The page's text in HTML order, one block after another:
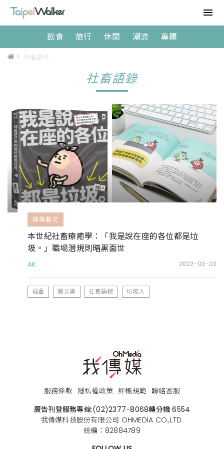
飲食 旅行 休閒 潮流 專欄
> 社畜語錄
社畜語錄
娛樂藝文
本世紀社畜療癒學：「我是說在座的各位都是垃
圾。」職場潛規則暗黑面世
AK 2022-03-02
插畫 圖文書 社畜語錄 垃圾人
服務條款 隱私權政策 評鑑規範 聯絡客服
廣告刊登服務專線:(02)2377-8068轉分機 6554
我傳媒科技股份有限公司 OHMEDIA CO.,LTD.
統編：82884789